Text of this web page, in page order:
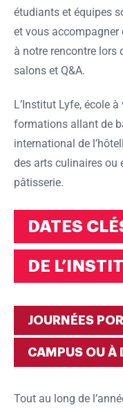
étudiants et équipes
et vous accompagner
à notre rencontre lors
salons et Q&A.
L’Institut Lyfe, école
formations allant de
international de
des arts culinaires ou
pâtisserie.
DATES
DE
JOURNÉES
CAMPUS OU À
Tout au long de